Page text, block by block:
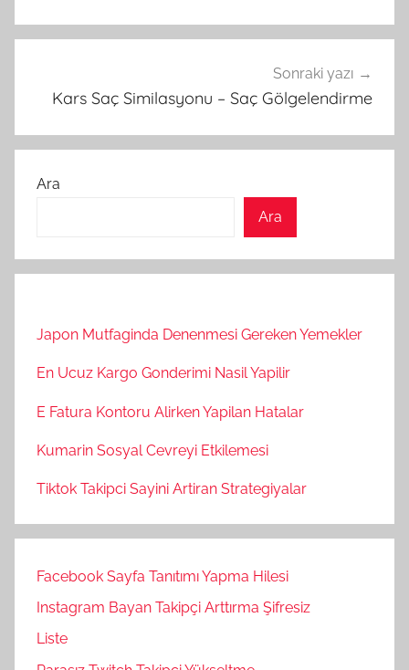
Sonraki yazı
Kars Saç Similasyonu – Saç Gölgelendirme
Ara
Ara
Japon Mutfaginda Denenmesi Gereken Yemekler
En Ucuz Kargo Gonderimi Nasil Yapilir
E Fatura Kontoru Alirken Yapilan Hatalar
Kumarin Sosyal Cevreyi Etkilemesi
Tiktok Takipci Sayini Artiran Strategiyalar
Facebook Sayfa Tanıtımı Yapma Hilesi
Instagram Bayan Takipçi Arttırma Şifresiz
Liste